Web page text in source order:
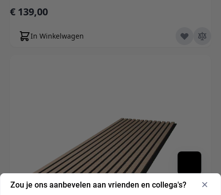
€ 139,00
In Winkelwagen
Zou je ons aanbevelen aan vrienden en collega's?